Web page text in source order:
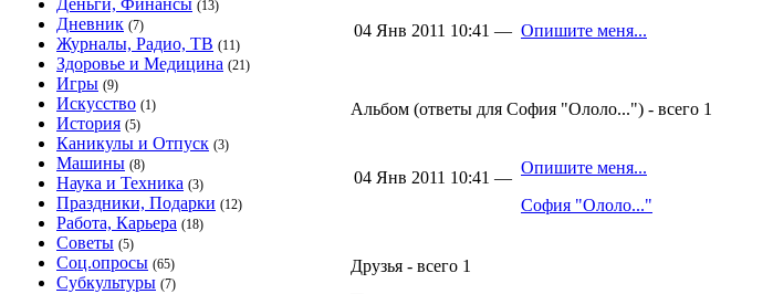
Деньги, Финансы (13)
Дневник (7)
Журналы, Радио, ТВ (11)
Здоровье и Медицина (21)
Игры (9)
Искусство (1)
История (5)
Каникулы и Отпуск (3)
Машины (8)
Наука и Техника (3)
Праздники, Подарки (12)
Работа, Карьера (18)
Советы (5)
Соц.опросы (65)
Субкультуры (7)
04 Янв 2011 10:41 — Опишите меня...
Альбом (ответы для София "Ололо...") - всего 1
04 Янв 2011 10:41 —
Опишите меня...
София "Ололо..."
Друзья - всего 1